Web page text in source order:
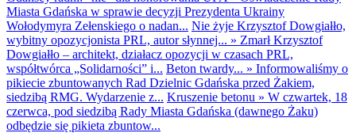
Miasta Gdańska w sprawie decyzji Prezydenta Ukrainy
Wołodymyra Zełenskiego o nadan... Nie żyje Krzysztof Dowgiałło,
wybitny opozycjonista PRL, autor słynnej... » Zmarł Krzysztof
Dowgiałło – architekt, działacz opozycji w czasach PRL,
współtwórca „Solidarności” i... Beton twardy... » Informowaliśmy o
pikiecie zbuntowanych Rad Dzielnic Gdańska przed Żakiem,
siedzibą RMG. Wydarzenie z... Kruszenie betonu » W czwartek, 18
czerwca, pod siedzibą Rady Miasta Gdańska (dawnego Żaku)
odbędzie się pikieta zbuntow...